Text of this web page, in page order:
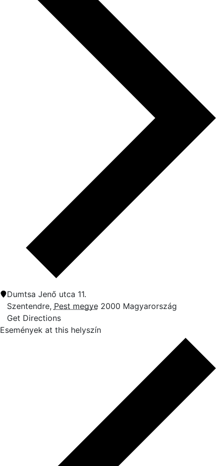
Dumtsa Jenő utca 11.
Szentendre, Pest megye 2000 Magyarország
Get Directions
Események at this helyszín